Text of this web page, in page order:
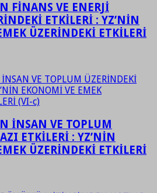
FİNANS VE ENERJİ
ETKİLERİ : YZ’NİN
ÜZERİNDEKİ ETKİLERİ
İNSAN VE TOPLUM
ETKİLERİ : YZ’NİN
ÜZERİNDEKİ ETKİLERİ